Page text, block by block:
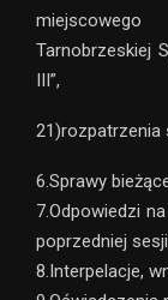
Tarnobrzeskiej
III”,
21)rozpatrzenia
6.Sprawy
7.Odpowiedzi
poprzedniej
8.Interpelacje,